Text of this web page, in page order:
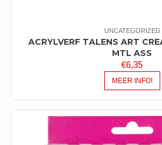
UNCATEGORIZED
ACRYLVERF TALENS ART
MTL ASS
€6,35
MEER INFO!